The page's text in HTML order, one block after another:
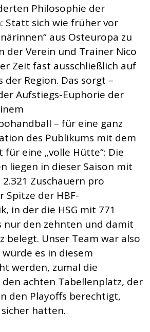
Philosophie der
Statt sich wie früher vor
aus Osteuropa zu
der Verein und Trainer Nico
Zeit fast ausschließlich auf
der Region. Das sorgt –
Aufstiegs-Euphorie der
– für eine ganz
des Publikums mit dem
eine „volle Hütte“: Die
liegen in dieser Saison mit
Zuschauern pro
Spitze der HBF-
in der die HSG mit 771
nur den zehnten und damit
Unser Team war also
es in diesem
werden, zumal die
achten Tabellenplatz, der
den Playoffs berechtigt,
hatten.